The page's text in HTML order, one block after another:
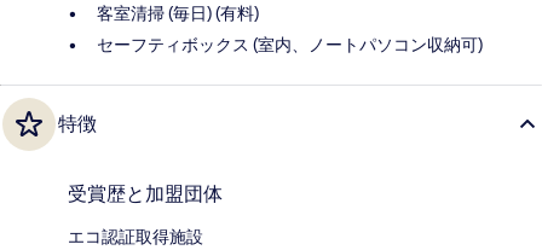
客室清掃 (毎日) (有料)
セーフティボックス (室内、ノートパソコン収納可)
特徴
受賞歴と加盟団体
エコ認証取得施設